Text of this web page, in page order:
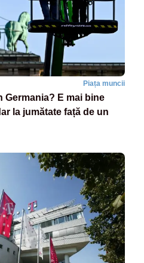
Piața muncii
Germania? E mai bine
la jumătate față de un